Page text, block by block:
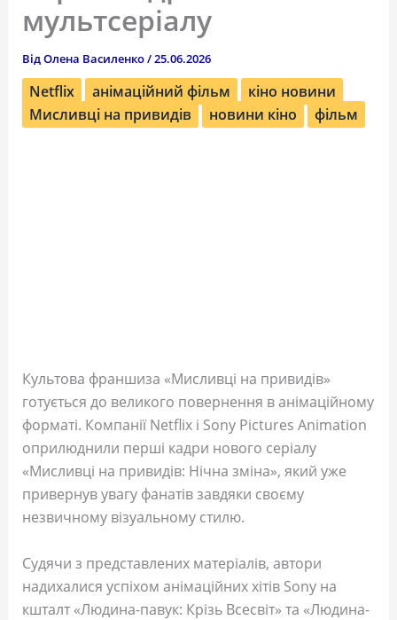
мультсеріалу
ВідОлена Василенко/25.06.2026
Netflix анімаційний фільм
кіно новини
Мисливці на привидів
новини кіно фільм
Культова франшиза «Мисливці на привидів»
готується до великого повернення в анімаційному
форматі. Компанії Netflix і Sony Pictures Animation
оприлюднили перші кадри нового серіалу
«Мисливці на привидів: Нічна зміна», який уже
привернув увагу фанатів завдяки своєму
незвичному візуальному стилю.
Судячи з представлених матеріалів, автори
надихалися успіхом анімаційних хітів Sony на
кшталт «Людина-павук: Крізь Всесвіт» та «Людина-